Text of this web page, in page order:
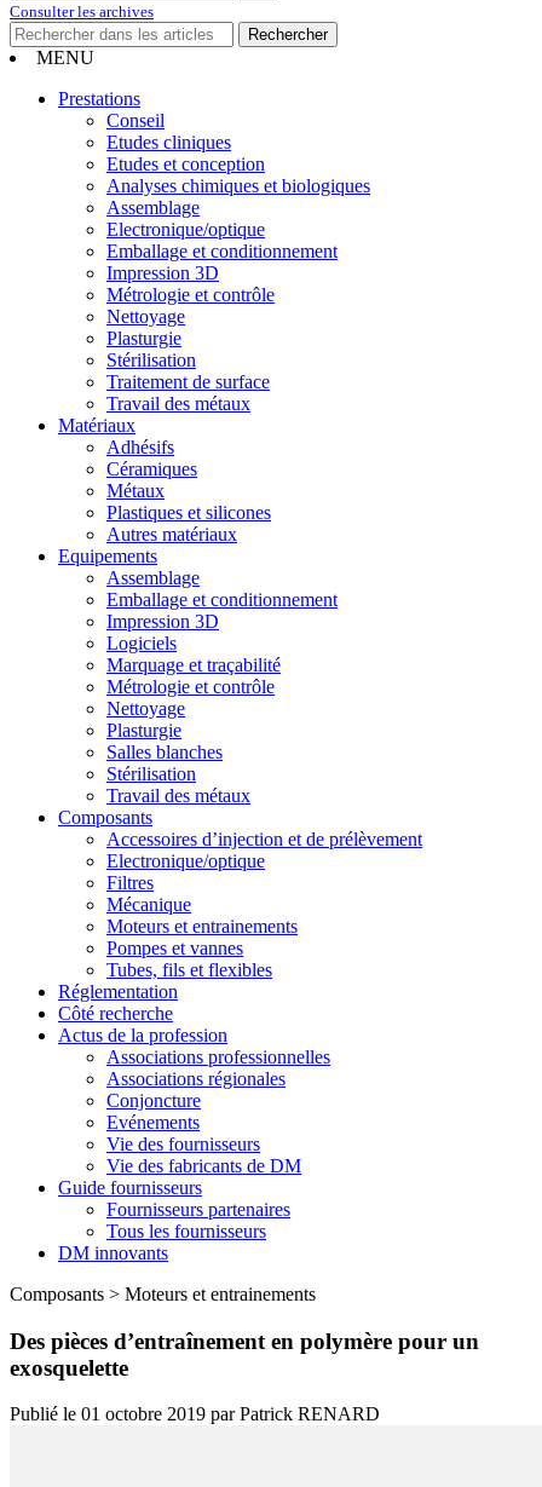
Consulter les archives
MENU
Prestations
Conseil
Etudes cliniques
Etudes et conception
Analyses chimiques et biologiques
Assemblage
Electronique/optique
Emballage et conditionnement
Impression 3D
Métrologie et contrôle
Nettoyage
Plasturgie
Stérilisation
Traitement de surface
Travail des métaux
Matériaux
Adhésifs
Céramiques
Métaux
Plastiques et silicones
Autres matériaux
Equipements
Assemblage
Emballage et conditionnement
Impression 3D
Logiciels
Marquage et traçabilité
Métrologie et contrôle
Nettoyage
Plasturgie
Salles blanches
Stérilisation
Travail des métaux
Composants
Accessoires d’injection et de prélèvement
Electronique/optique
Filtres
Mécanique
Moteurs et entrainements
Pompes et vannes
Tubes, fils et flexibles
Réglementation
Côté recherche
Actus de la profession
Associations professionnelles
Associations régionales
Conjoncture
Evénements
Vie des fournisseurs
Vie des fabricants de DM
Guide fournisseurs
Fournisseurs partenaires
Tous les fournisseurs
DM innovants
Composants > Moteurs et entrainements
Des pièces d’entraînement en polymère pour un
exosquelette
Publié le 01 octobre 2019 parPatrick RENARD